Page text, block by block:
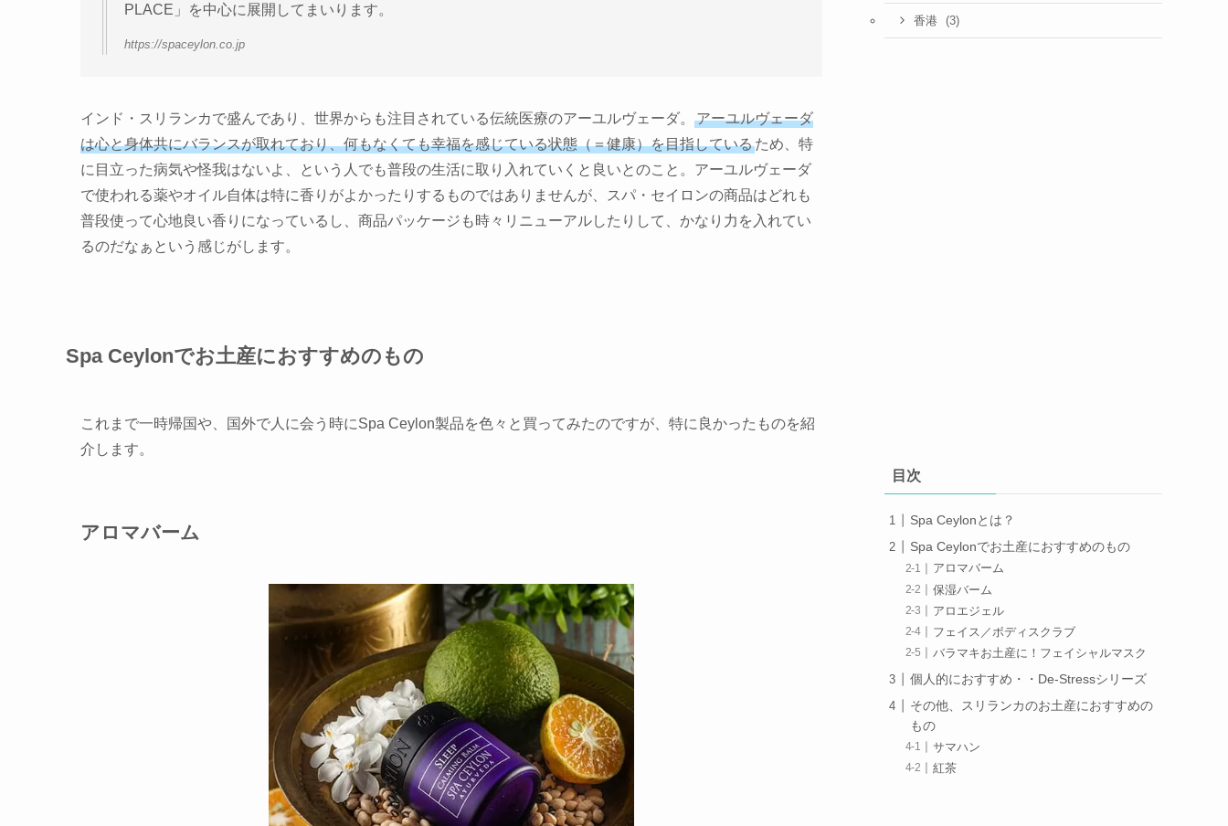
PLACE」を中心に展開してまいります。
https://spaceylon.co.jp
インド・スリランカで盛んであり、世界からも注目されている伝統医療のアーユルヴェーダ。
アーユルヴェーダ
は心と身体共にバランスが取れており、何もなくても幸福を感じている状態（＝健康）を目指しているため、特
に目立った病気や怪我はないよ、という人でも普段の生活に取り入れていくと良いとのこと。アーユルヴェーダ
で使われる薬やオイル自体は特に香りがよかったりするものではありませんが、スパ・セイロンの商品はどれも
普段使って心地良い香りになっているし、商品パッケージも時々リニューアルしたりして、かなり力を入れてい
るのだなぁという感じがします。
Spa Ceylonでお土産におすすめのもの
これまで一時帰国や、国外で人に会う時にSpa Ceylon製品を色々と買ってみたのですが、特に良かったものを紹
介します。
アロマバーム
香港 (3)
目次
Spa Ceylonとは？
Spa Ceylonでお土産におすすめのもの
アロマバーム
保湿バーム
アロエジェル
フェイス／ボディスクラブ
バラマキお土産に！フェイシャルマスク
個人的におすすめ・・De-Stressシリーズ
その他、スリランカのお土産におすすめの
もの
サマハン
紅茶